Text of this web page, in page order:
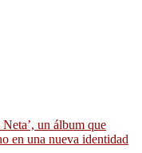
un álbum que
en una nueva identidad